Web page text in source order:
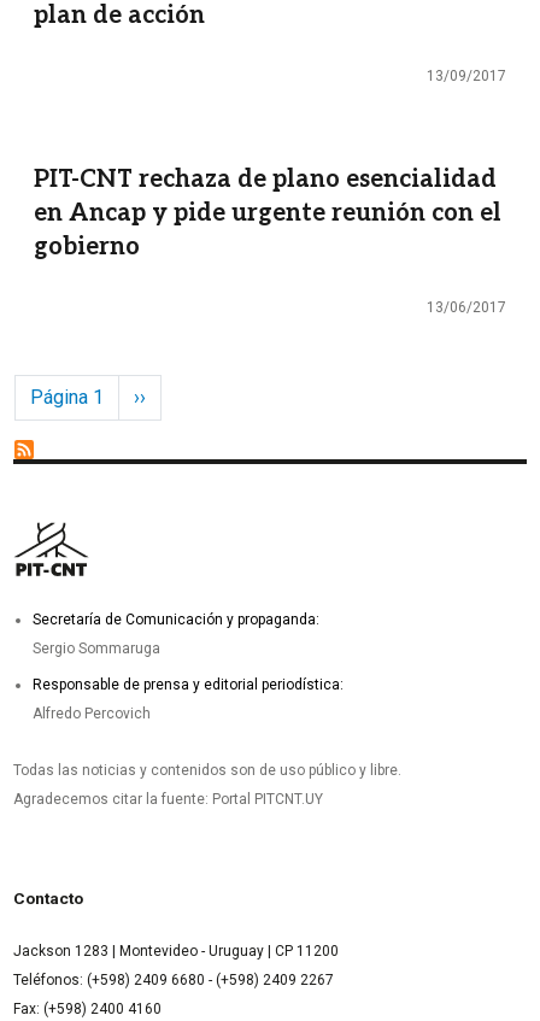
plan de acción
13/09/2017
PIT-CNT rechaza de plano esencialidad
en Ancap y pide urgente reunión con el
gobierno
13/06/2017
Paginación
Página 1 Siguiente página
››
Secretaría de Comunicación y propaganda:
Sergio Sommaruga
Responsable de prensa y editorial periodística:
Alfredo Percovich
Todas las noticias y contenidos son de uso público y libre.
Agradecemos citar la fuente: Portal PITCNT.UY
Contacto
Jackson 1283 | Montevideo - Uruguay | CP 11200
Teléfonos: (+598) 2409 6680 - (+598) 2409 2267
Fax: (+598) 2400 4160